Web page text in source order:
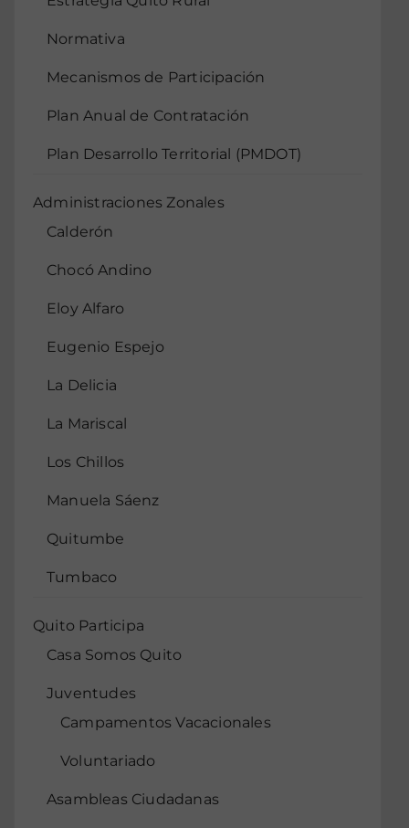
Normativa
Mecanismos de Participación
Plan Anual de Contratación
Plan Desarrollo Territorial (PMDOT)
Administraciones Zonales
Calderón
Chocó Andino
Eloy Alfaro
Eugenio Espejo
La Delicia
La Mariscal
Los Chillos
Manuela Sáenz
Quitumbe
Tumbaco
Quito Participa
Casa Somos Quito
Juventudes
Campamentos Vacacionales
Voluntariado
Asambleas Ciudadanas